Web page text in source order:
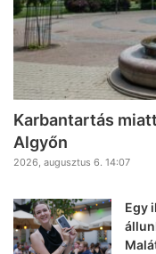
Karbantartás
Algyőn
2026, augusztus 6. 14:07
Egy